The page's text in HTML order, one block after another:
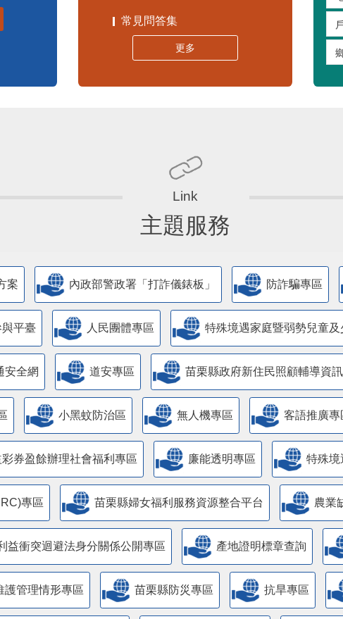
常見問答集
更多
主題服務
案 內政部警政署「打詐儀錶板」 防詐騙專區
平臺 人民團體專區 特殊境遇家庭暨弱勢兒童
安全網 道安專區 苗栗縣政府新住民照顧輔導資
小黑蚊防治區 無人機專區 客語推廣專
券盈餘辦理社會福利專區 廉能透明專區 特殊境
專區 苗栗縣婦女福利服務資源整合平台 農業
益衝突迴避法身分關係公開專區 產地證明標章查詢
護管理情形專區 苗栗縣防災專區 抗旱專區